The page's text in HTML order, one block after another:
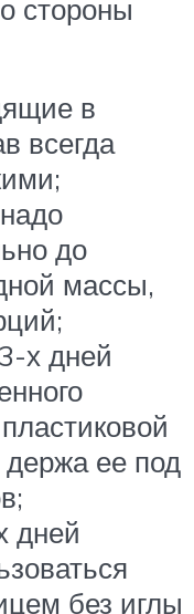
стороны
в
всегда
до
массы,
х дней
держа ее под
дней
без иглы